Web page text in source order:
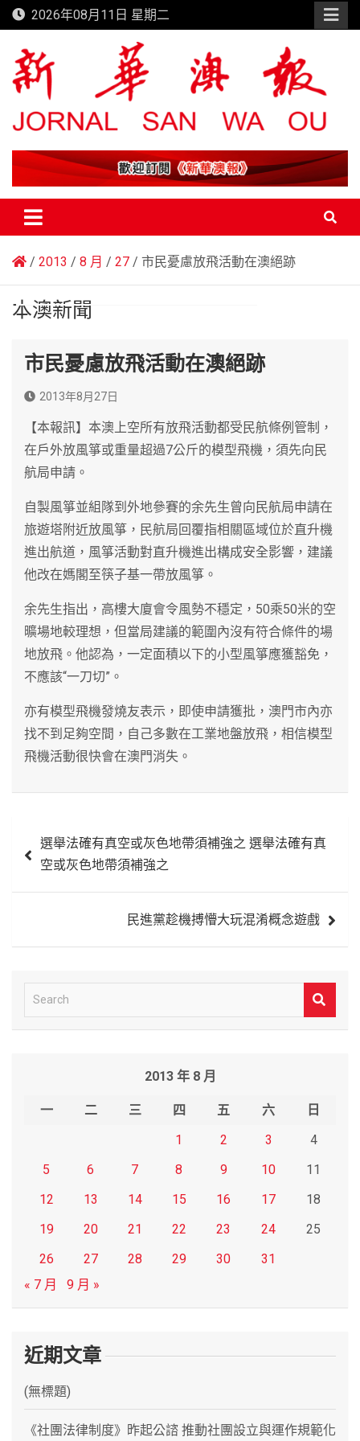
Skip
to
content
2026年08月11日 星期二
新華澳報
2013 8 月 27 市民憂慮放飛活動在澳絕跡
本澳新聞
市民憂慮放飛活動在澳絕跡
2013年8月27日
【本報訊】本澳上空所有放飛活動都受民航條例管制，
在戶外放風箏或重量超過7公斤的模型飛機，須先向民
航局申請。
自製風箏並組隊到外地參賽的余先生曾向民航局申請在
旅遊塔附近放風箏，民航局回覆指相關區域位於直升機
進出航道，風箏活動對直升機進出構成安全影響，建議
他改在媽閣至筷子基一帶放風箏。
余先生指出，高樓大廈會令風勢不穩定，50乘50米的空
曠場地較理想，但當局建議的範圍內沒有符合條件的場
地放飛。他認為，一定面積以下的小型風箏應獲豁免，
不應該“一刀切”。
亦有模型飛機發燒友表示，即使申請獲批，澳門市內亦
找不到足夠空間，自己多數在工業地盤放飛，相信模型
飛機活動很快會在澳門消失。
章 選舉法確有真空或灰色地帶須補強之 選舉法確有真
空或灰色地帶須補強之
民進黨趁機搏懵大玩混淆概念遊戲
e
2013 年 8 月
一 二 三 四 五 六
日
1
2 3
4
5
6 7 8 9 10
11
12
13 14 15 16 17
18
19
20 21 22 23 24
25
26
27 28 29 30
31
« 7 月
9 月 »
近期文章
(無標題)
《社團法律制度》昨起公諮 推動社團設立與運作規範化